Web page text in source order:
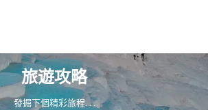
旅遊攻略
發掘下個精彩旅程. . .